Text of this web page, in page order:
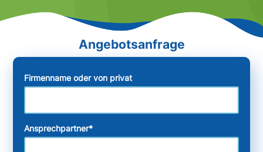
Firmenname oder von privat
Ansprechpartner*